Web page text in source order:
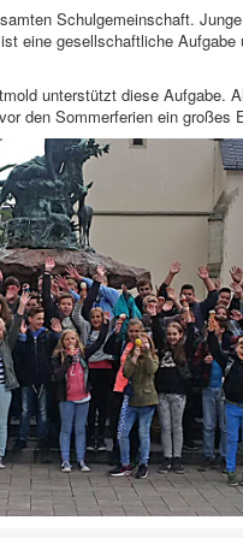
Schulgemeinschaft.
eine gesellschaftliche Aufgabe
unterstützt diese Aufgabe.
den Sommerferien ein großes